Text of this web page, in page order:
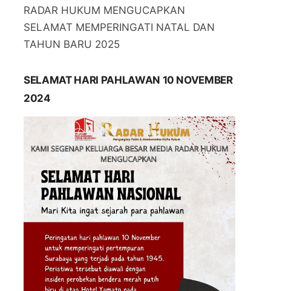
RADAR HUKUM MENGUCAPKAN
SELAMAT MEMPERINGATI NATAL DAN
TAHUN BARU 2025
SELAMAT HARI PAHLAWAN 10 NOVEMBER
2024